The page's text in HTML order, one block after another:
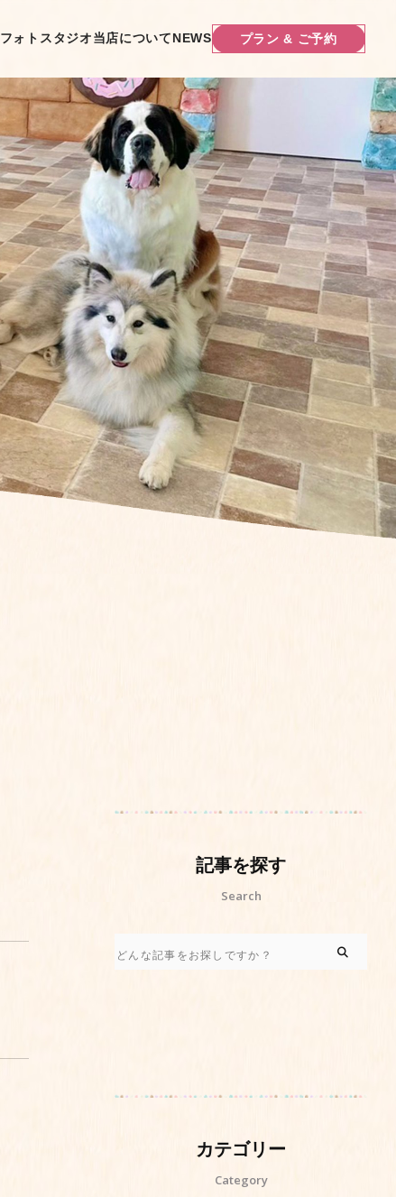
フォトスタジオ当店についてNEWS プラン & ご予約
プラン & ご予約
記事を探す
Search
カテゴリー
Category